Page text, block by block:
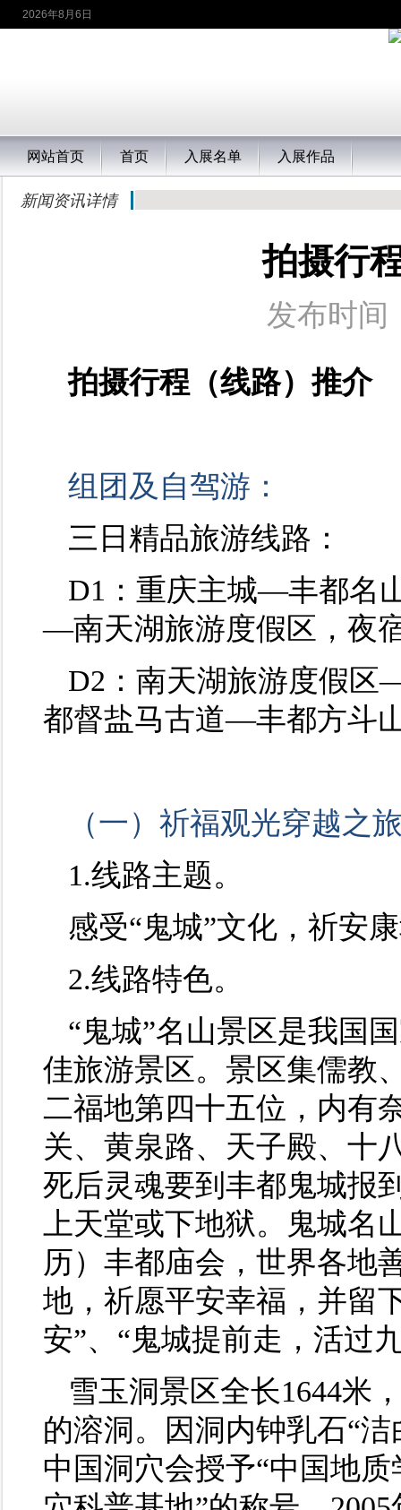
2026年8月6日
网站首页 首页 入展名单 入展作品
新闻资讯详情
拍摄行
发布时间
拍摄行程（线路）推介
组团及自驾游：
三日精品旅游线路：
D1：重庆主城—丰都名
—南天湖旅游度假区，夜
D2：南天湖旅游度假
都督盐马古道—丰都方斗
（一）祈福观光穿越之
1.线路主题。
感受“鬼城”文化，祈安
2.线路特色。
“鬼城”名山景区是我国
佳旅游景区。景区集儒教
二福地第四十五位，内有
关、黄泉路、天子殿、十
死后灵魂要到丰都鬼城报
上天堂或下地狱。鬼城名
历）丰都庙会，世界各地
地，祈愿平安幸福，并留
安”、“鬼城提前走，活过
雪玉洞景区全长1644米
的溶洞。因洞内钟乳石“
中国洞穴会授予“中国地